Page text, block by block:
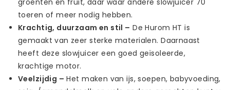
toeren of meer nodig hebben.
Krachtig, duurzaam en stil – De Hurom HT is
gemaakt van zeer sterke materialen. Daarnaast
heeft deze slowjuicer een goed geïsoleerde,
krachtige motor.
Veelzijdig – Het maken van ijs, soepen, babyvoeding,